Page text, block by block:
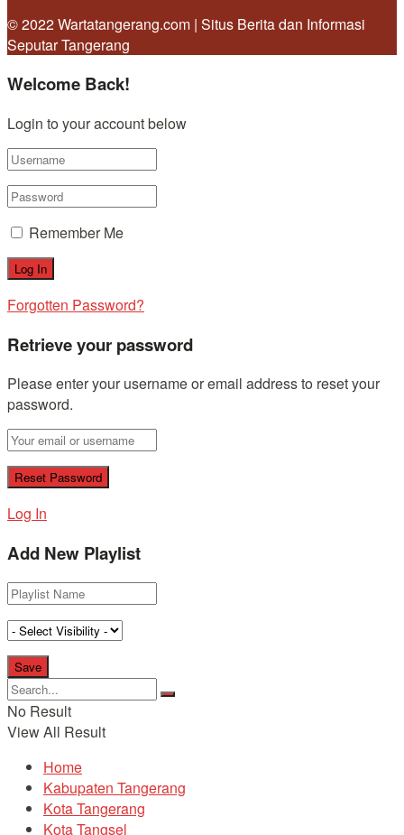
© 2022 Wartatangerang.com | Situs Berita dan Informasi
Seputar Tangerang
Welcome Back!
Login to your account below
Remember Me
Forgotten Password?
Retrieve your password
Please enter your username or email address to reset your
password.
Log In
Add New Playlist
No Result
View All Result
Home
Kabupaten Tangerang
Kota Tangerang
Kota Tangsel